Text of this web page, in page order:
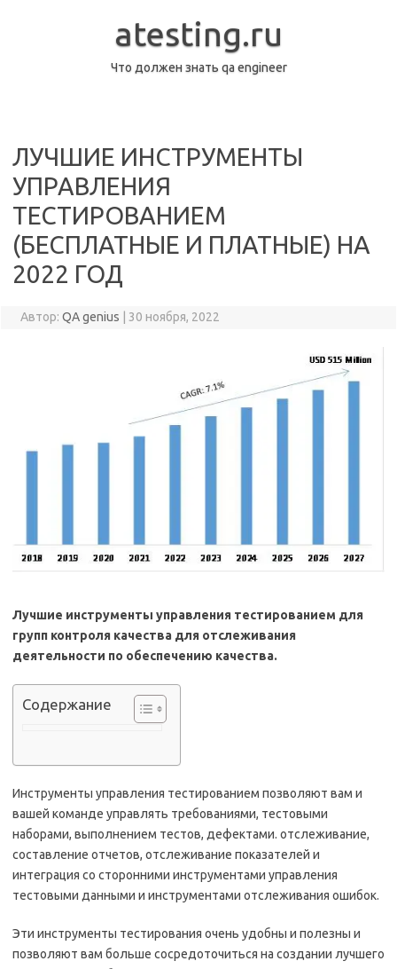
atesting.ru
Что должен знать qa engineer
ЛУЧШИЕ ИНСТРУМЕНТЫ
УПРАВЛЕНИЯ
ТЕСТИРОВАНИЕМ
(БЕСПЛАТНЫЕ И ПЛАТНЫЕ) НА
2022 ГОД
Автор: QA genius 30 ноября, 2022
Лучшие инструменты управления тестированием для
групп контроля качества для отслеживания
деятельности по обеспечению качества.
Содержание
Инструменты управления тестированием позволяют вам и
вашей команде управлять требованиями, тестовыми
наборами, выполнением тестов, дефектами. отслеживание,
составление отчетов, отслеживание показателей и
интеграция со сторонними инструментами управления
тестовыми данными и инструментами отслеживания ошибок.
Эти инструменты тестирования очень удобны и полезны и
позволяют вам больше сосредоточиться на создании лучшего